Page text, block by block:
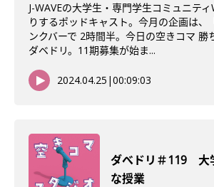
J-WAVEの大学生・専門学生コミュニテ
りするポッドキャスト。今月の企画は、
ンクバーで 2時間半。今日の空きコマ 勝
ダベドリ。11期募集が始ま...
2024.04.25 |00:09:03
ダべドリ＃119 大
な授業